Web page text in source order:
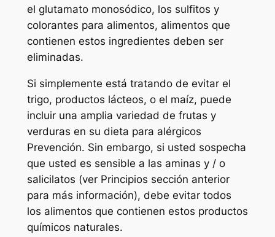
el glutamato monosódico, los sulfitos y
colorantes para alimentos, alimentos que
contienen estos ingredientes deben ser
eliminadas.
Si simplemente está tratando de evitar el
trigo, productos lácteos, o el maíz, puede
incluir una amplia variedad de frutas y
verduras en su dieta para alérgicos
Prevención. Sin embargo, si usted sospecha
que usted es sensible a las aminas y / o
salicilatos (ver Principios sección anterior
para más información), debe evitar todos
los alimentos que contienen estos productos
químicos naturales.